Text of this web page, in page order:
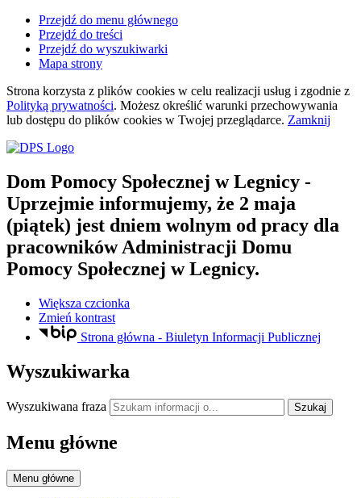
Przejdź do menu głównego
Przejdź do treści
Przejdź do wyszukiwarki
Mapa strony
Strona korzysta z plików cookies w celu realizacji usług i zgodnie z
Polityką prywatności. Możesz określić warunki przechowywania
lub dostępu do plików cookies w Twojej przeglądarce. Zamknij
Dom Pomocy Społecznej w Legnicy -
Uprzejmie informujemy, że 2 maja
(piątek) jest dniem wolnym od pracy dla
pracowników Administracji Domu
Pomocy Społecznej w Legnicy.
Większa czcionka
Zmień kontrast
Strona główna - Biuletyn Informacji Publicznej
Wyszukiwarka
Wyszukiwana fraza Szukaj
Menu główne
Menu główne